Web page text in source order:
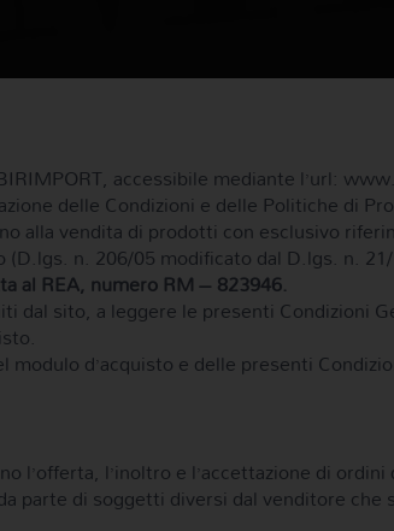
accessibile mediante l’url:
delle Condizioni e delle Politiche di
alla vendita di prodotti con esclusivo
n. 206/05 modificato dal D.lgs. n.
al REA, numero RM – 823946.
dal sito, a leggere le presenti Condizioni
modulo d’acquisto e delle presenti
l’offerta, l’inoltro e l’accettazione di
parte di soggetti diversi dal venditore